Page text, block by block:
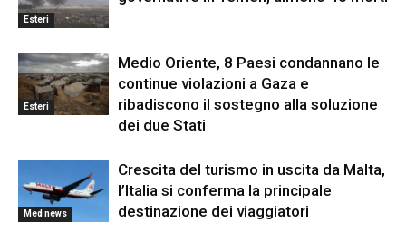
Esteri
Esteri
Medio Oriente, 8 Paesi condannano le
continue violazioni a Gaza e
ribadiscono il sostegno alla soluzione
dei due Stati
Med news
Crescita del turismo in uscita da Malta,
l’Italia si conferma la principale
destinazione dei viaggiatori